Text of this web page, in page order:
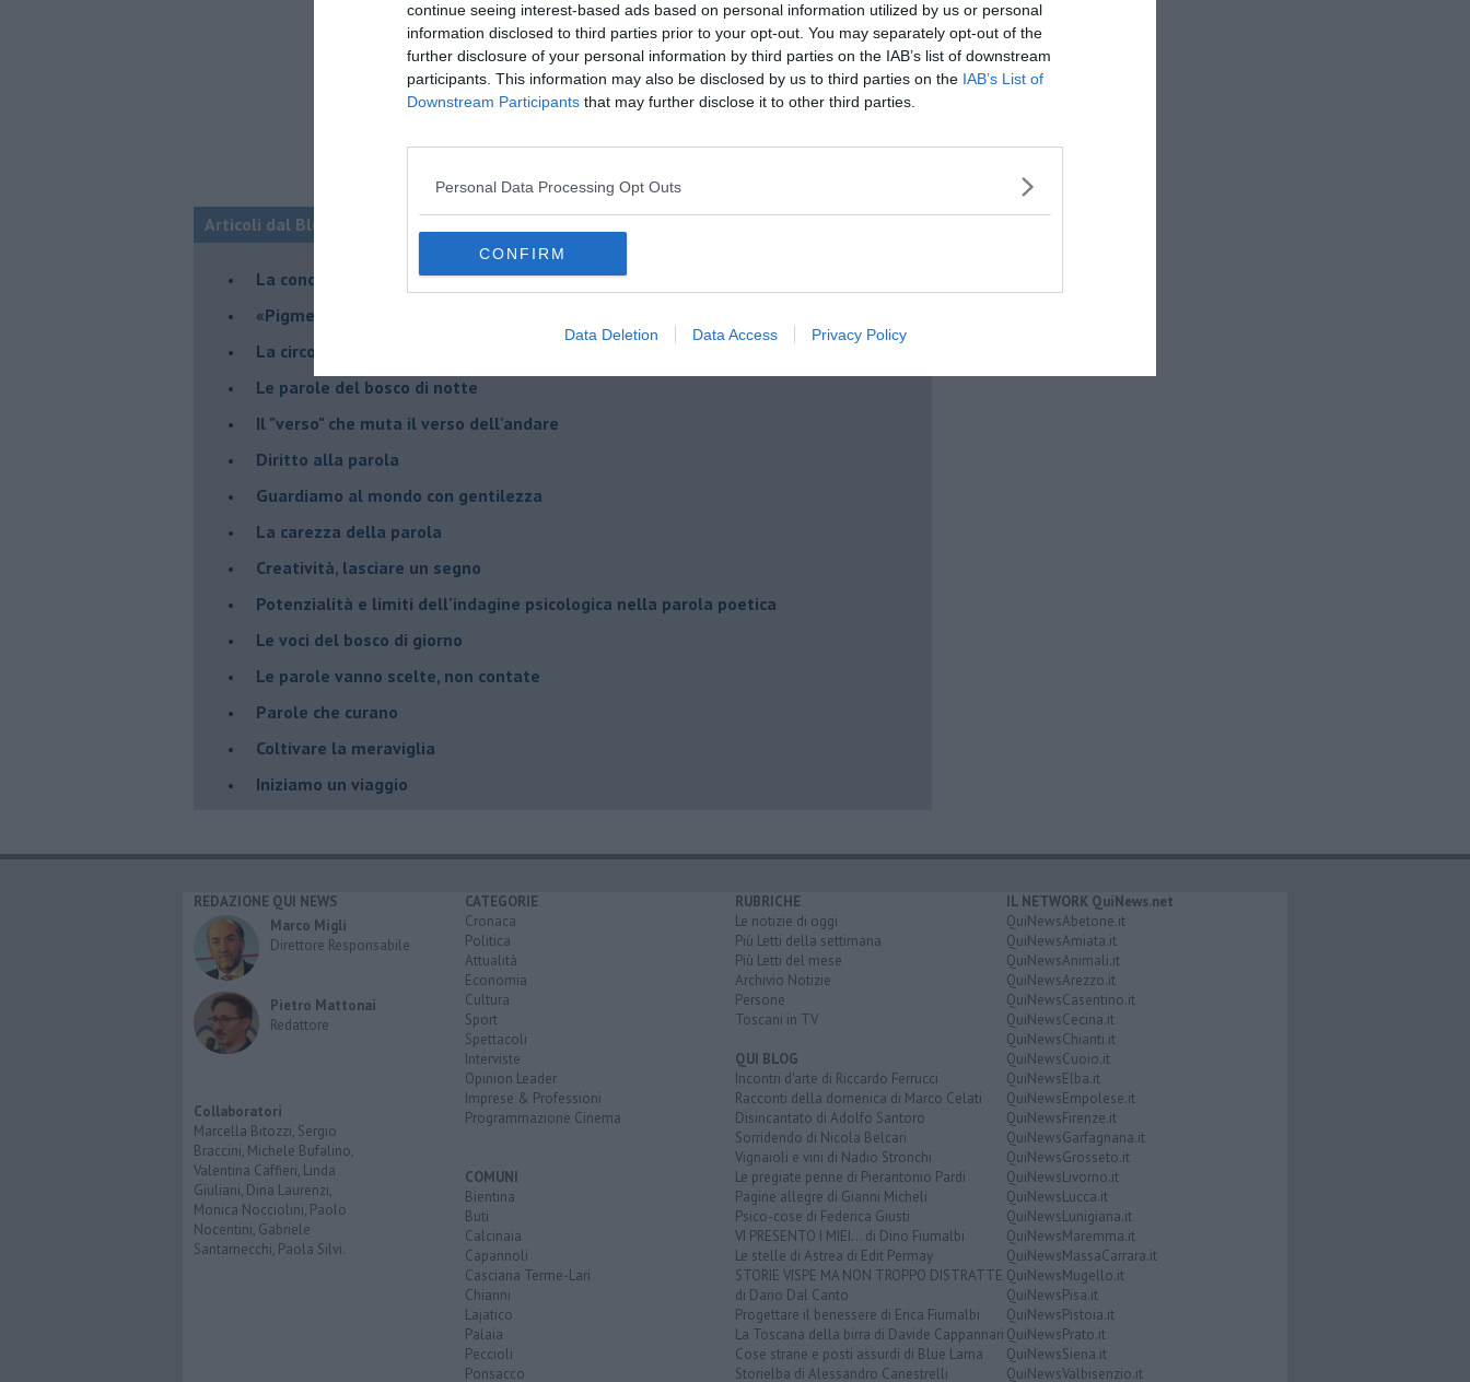
continue seeing interest-based ads based on personal information utilized by us or personal
information disclosed to third parties prior to your opt-out. You may separately opt-out of the
further disclosure of your personal information by third parties on the IAB’s list of downstream
participants. This information may also be disclosed by us to third parties on the IAB’s List of
Downstream Participants that may further disclose it to other third parties.
Personal Data Processing Opt Outs
CONFIRM
Data Deletion Data Access Privacy Policy
Articoli dal Blog “VERSI-AMO” di Chi mette al centro la persona
La conclusione del viaggio
​«Pigmenti d'anima»
La circolarità dell'ambivalenza nella lettura della storia
Le parole del bosco di notte
Il "verso" che muta il verso dell'andare
Diritto alla parola
​Guardiamo al mondo con gentilezza
La carezza della parola
Creatività, lasciare un segno
Potenzialità e limiti dell'indagine psicologica nella parola poetica
Le voci del bosco di giorno
Le parole vanno scelte, non contate
Parole che curano
Coltivare la meraviglia
Iniziamo un viaggio
REDAZIONE QUI NEWS
Marco Migli
Direttore Responsabile
Pietro Mattonai
Redattore
Collaboratori
Marcella Bitozzi, Sergio
Braccini, Michele Bufalino,
Valentina Caffieri, Linda
Giuliani, Dina Laurenzi,
Monica Nocciolini, Paolo
Nocentini, Gabriele
Santarnecchi, Paola Silvi.
CATEGORIE
Cronaca
Politica
Attualità
Economia
Cultura
Sport
Spettacoli
Interviste
Opinion Leader
Imprese & Professioni
Programmazione Cinema
COMUNI
Bientina
Buti
Calcinaia
Capannoli
Casciana Terme-Lari
Chianni
Lajatico
Palaia
Peccioli
Ponsacco
RUBRICHE
Le notizie di oggi
Più Letti della settimana
Più Letti del mese
Archivio Notizie
Persone
Toscani in TV
QUI BLOG
Incontri d'arte di Riccardo Ferrucci
Racconti della domenica di Marco Celati
Disincantato di Adolfo Santoro
Sorridendo di Nicola Belcari
Vignaioli e vini di Nadio Stronchi
Le pregiate penne di Pierantonio Pardi
Pagine allegre di Gianni Micheli
Psico-cose di Federica Giusti
VI PRESENTO I MIEI... di Dino Fiumalbi
Le stelle di Astrea di Edit Permay
STORIE VISPE MA NON TROPPO DISTRATTE
di Dario Dal Canto
Progettare il benessere di Erica Fiumalbi
La Toscana della birra di Davide Cappannari
Cose strane e posti assurdi di Blue Lama
Storielba di Alessandro Canestrelli
IL NETWORK QuiNews.net
QuiNewsAbetone.it
QuiNewsAmiata.it
QuiNewsAnimali.it
QuiNewsArezzo.it
QuiNewsCasentino.it
QuiNewsCecina.it
QuiNewsChianti.it
QuiNewsCuoio.it
QuiNewsElba.it
QuiNewsEmpolese.it
QuiNewsFirenze.it
QuiNewsGarfagnana.it
QuiNewsGrosseto.it
QuiNewsLivorno.it
QuiNewsLucca.it
QuiNewsLunigiana.it
QuiNewsMaremma.it
QuiNewsMassaCarrara.it
QuiNewsMugello.it
QuiNewsPisa.it
QuiNewsPistoia.it
QuiNewsPrato.it
QuiNewsSiena.it
QuiNewsValbisenzio.it